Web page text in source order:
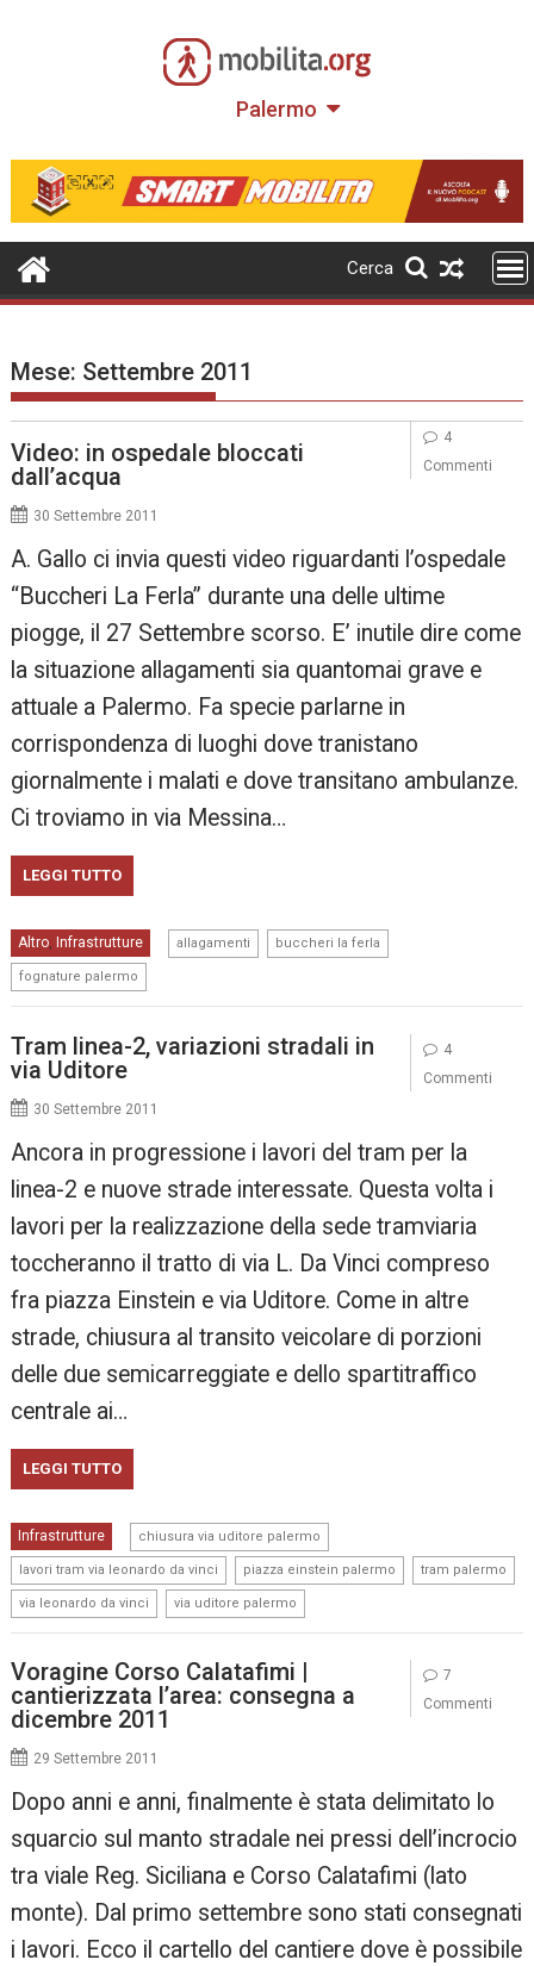
Palermo
Cerca
Mese: Settembre 2011
Video: in ospedale bloccati
dall’acqua
30 Settembre 2011
A. Gallo ci invia questi video riguardanti l’ospedale
“Buccheri La Ferla” durante una delle ultime
piogge, il 27 Settembre scorso. E’ inutile dire come
la situazione allagamenti sia quantomai grave e
attuale a Palermo. Fa specie parlarne in
corrispondenza di luoghi dove tranistano
giornalmente i malati e dove transitano ambulanze.
Ci troviamo in via Messina…
LEGGI TUTTO
Altro, Infrastrutture allagamenti buccheri la ferla
fognature palermo
4
Commenti
Tram linea-2, variazioni stradali in
via Uditore
30 Settembre 2011
Ancora in progressione i lavori del tram per la
linea-2 e nuove strade interessate. Questa volta i
lavori per la realizzazione della sede tramviaria
toccheranno il tratto di via L. Da Vinci compreso
fra piazza Einstein e via Uditore. Come in altre
strade, chiusura al transito veicolare di porzioni
delle due semicarreggiate e dello spartitraffico
centrale ai…
LEGGI TUTTO
Infrastrutture chiusura via uditore palermo
lavori tram via leonardo da vinci piazza einstein palermo tram palermo
via leonardo da vinci via uditore palermo
4
Commenti
Voragine Corso Calatafimi |
cantierizzata l’area: consegna a
dicembre 2011
29 Settembre 2011
Dopo anni e anni, finalmente è stata delimitato lo
squarcio sul manto stradale nei pressi dell’incrocio
tra viale Reg. Siciliana e Corso Calatafimi (lato
monte). Dal primo settembre sono stati consegnati
i lavori. Ecco il cartello del cantiere dove è possibile
7
Commenti